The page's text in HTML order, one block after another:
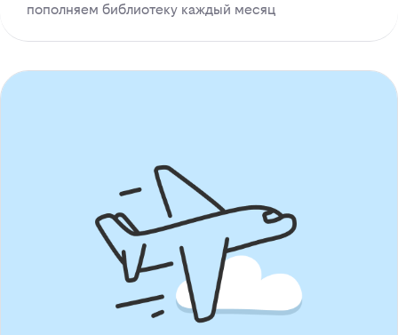
пополняем библиотеку каждый месяц